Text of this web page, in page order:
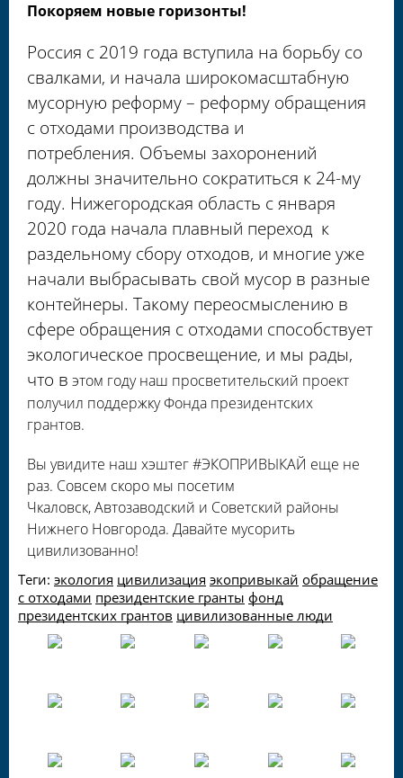
Покоряем новые горизонты!
Россия с 2019 года вступила на борьбу со
свалками, и начала широкомасштабную
мусорную реформу – реформу обращения
с отходами производства и
потребления. Объемы захоронений
должны значительно сократиться к 24-му
году. Нижегородская область с января
2020 года начала плавный переход к
раздельному сбору отходов, и многие уже
начали выбрасывать свой мусор в разные
контейнеры. Такому переосмыслению в
сфере обращения с отходами способствует
экологическое просвещение, и мы рады,
что в этом году наш просветительский проект
получил поддержку Фонда президентских
грантов.
Вы увидите наш хэштег #ЭКОПРИВЫКАЙ еще не
раз. Совсем скоро мы посетим
Чкаловск, Автозаводский и Советский районы
Нижнего Новгорода. Давайте мусорить
цивилизованно!
Теги: экология цивилизация экопривыкай обращение
с отходами президентские гранты фонд
президентских грантов цивилизованные люди